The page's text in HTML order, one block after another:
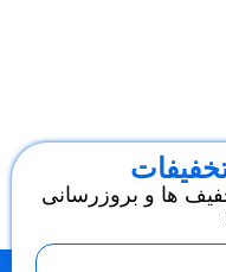
ها و بروزرسانی